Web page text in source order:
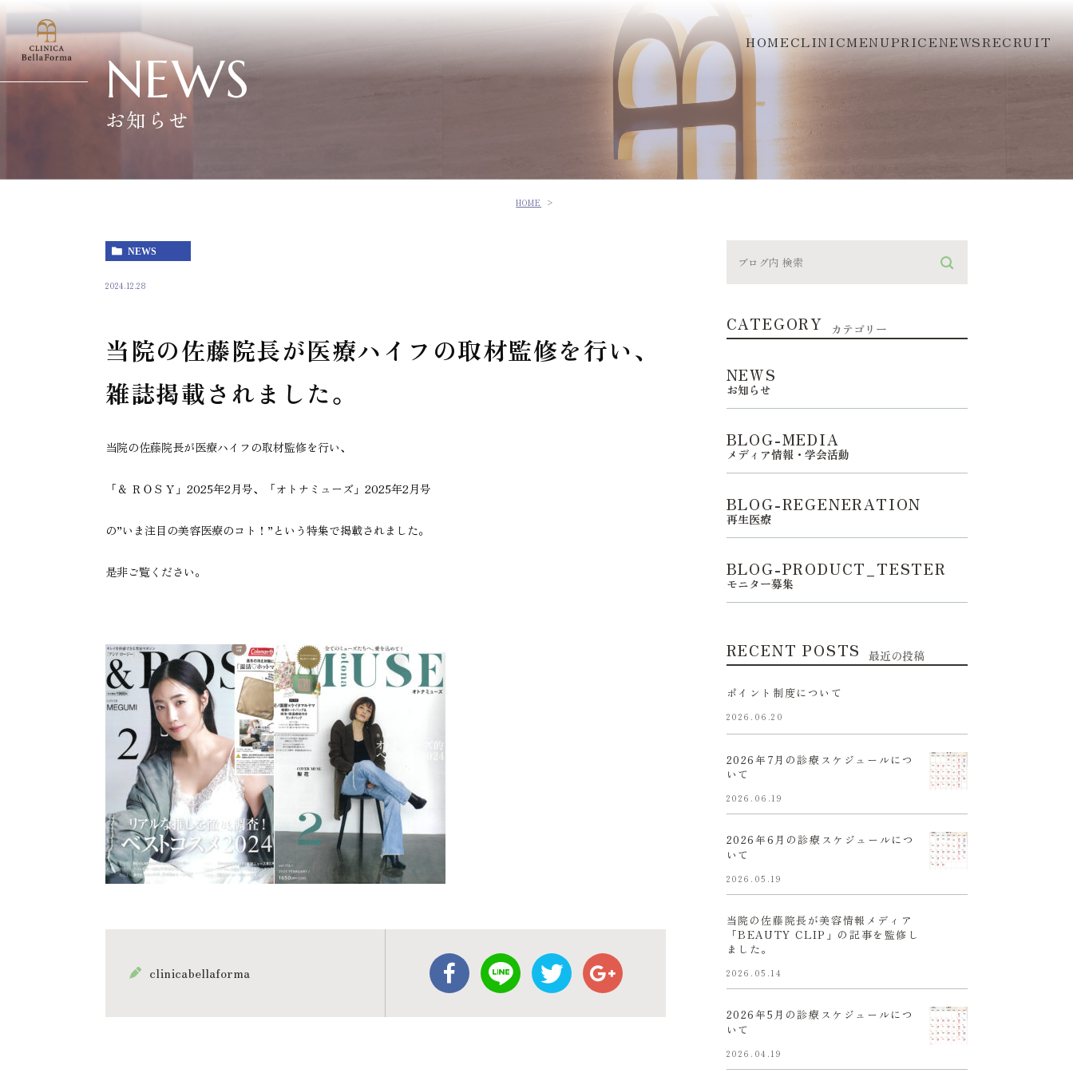
HOMECLINICMENUPRICENEWSRECRUIT
NEWS
お知らせ
HOME
NEWS
2024.12.28
当院の佐藤院長が医療ハイフの取材監修を行い、
雑誌掲載されました。
当院の佐藤院長が医療ハイフの取材監修を行い、
「＆ ＲＯＳＹ」2025年2月号、「オトナミューズ」2025年2月号
の”いま注目の美容医療のコト！”という特集で掲載されました。
是非ご覧ください。
clinicabellaforma
CATEGORY カテゴリー
NEWS
お知らせ
BLOG-MEDIA
メディア情報・学会活動
BLOG-REGENERATION
再生医療
BLOG-PRODUCT_TESTER
モニター募集
RECENT POSTS 最近の投稿
ポイント制度について
2026.06.20
2026年7月の診療スケジュールにつ
いて
2026.06.19
2026年6月の診療スケジュールにつ
いて
2026.05.19
当院の佐藤院長が美容情報メディア
「BEAUTY CLIP」の記事を監修し
ました。
2026.05.14
2026年5月の診療スケジュールにつ
いて
2026.04.19